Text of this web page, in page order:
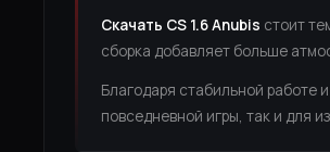
Скачать CS 1.6 Anubis стоит
сборка добавляет больше
Благодаря стабильной
повседневной игры, так и для